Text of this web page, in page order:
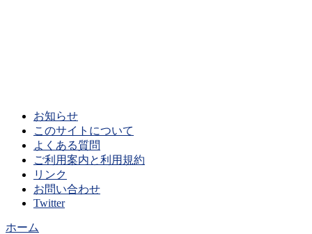
お知らせ
このサイトについて
よくある質問
ご利用案内と利用規約
リンク
お問い合わせ
Twitter
ホーム